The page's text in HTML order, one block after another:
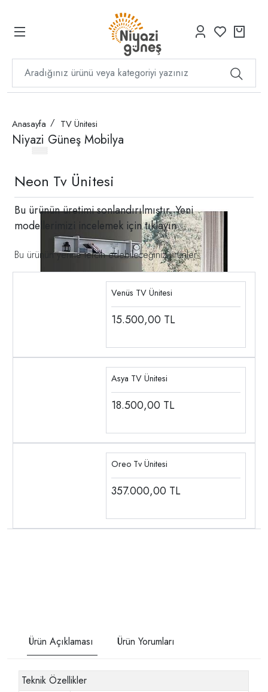
Anasayfa TV Ünitesi
Niyazi Güneş Mobilya
Neon Tv Ünitesi
Bu ürünün üretimi sonlandırılmıştır. Yeni
modellerimizi incelemek içintıklayın
Bu ürünün yerine tercih edebileceğiniz ürünler
Venüs TV Ünitesi
15.500,00 TL
Asya TV Ünitesi
18.500,00 TL
Oreo Tv Ünitesi
357.000,00 TL
Ürün Açıklaması Ürün Yorumları
Teknik Özellikler